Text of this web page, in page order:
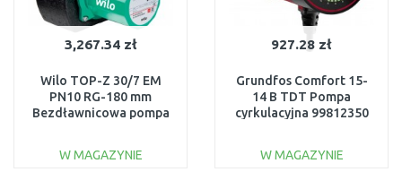
3,267.34 zł
Wilo TOP-Z 30/7 EM
PN10 RG-180 mm
Bezdławnicowa pompa
W MAGAZYNIE
927.28 zł
Grundfos Comfort 15-
14 B TDT Pompa
cyrkulacyjna 99812350
W MAGAZYNIE